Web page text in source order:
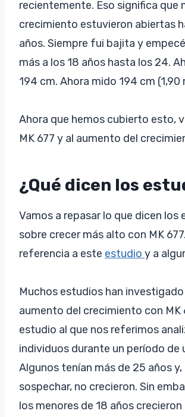
recientemente. Eso significa que
crecimiento estuvieron abiertas
años. Siempre fui bajita y
más a los 18 años hasta los 24.
194 cm. Ahora mido 194 cm (1,90
Ahora que hemos cubierto esto,
MK 677 y al aumento del
¿Qué dicen los
Vamos a repasar lo que dicen los
sobre crecer más alto con MK
referencia a este estudio y a
Muchos estudios han
aumento del crecimiento con MK
estudio al que nos referimos
individuos durante un período de
Algunos tenían más de 25 años
sospechar, no crecieron. Sin
los menores de 18 años crecieron